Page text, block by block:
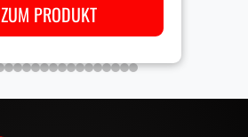
ZUM PRODUKT